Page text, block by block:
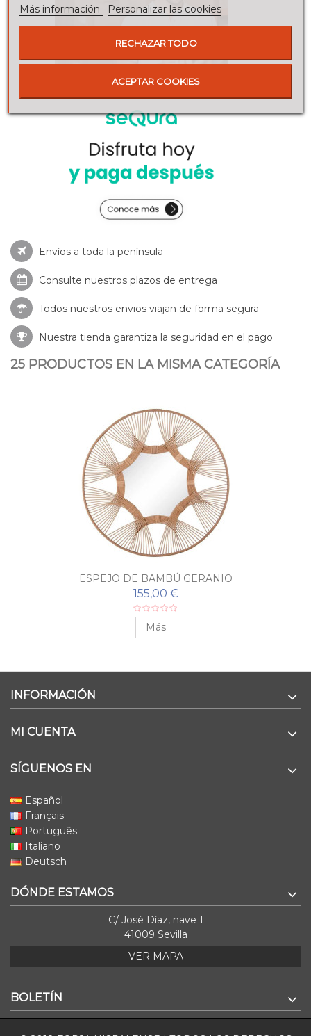
Envíos a toda la península
Consulte nuestros plazos de entrega
Todos nuestros envios viajan de forma segura
Nuestra tienda garantiza la seguridad en el pago
25 PRODUCTOS EN LA MISMA CATEGORÍA
ESPEJO DE BAMBÚ GERANIO
155,00 €
Más
INFORMACIÓN
MI CUENTA
SÍGUENOS EN
Español
Français
Português
Italiano
Deutsch
DÓNDE ESTAMOS
C/ José Díaz, nave 1
41009 Sevilla
VER MAPA
BOLETÍN
Más información
Personalizar las cookies
RECHAZAR TODO
ACEPTAR COOKIES